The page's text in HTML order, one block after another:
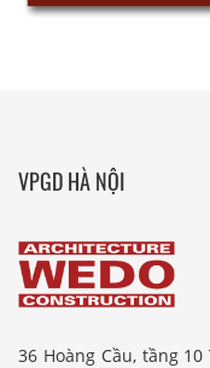
VPGD HÀ NỘI
36 Hoàng Cầu, tầng